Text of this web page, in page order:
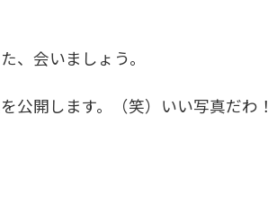
、会いましょう。
開します。（笑）いい写真だわ